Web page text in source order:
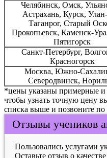
Челябинск, Омск,
Астрахань, Курск,
Таганрог, Старый
Прокопьевск, Каменск-
Пятигорск
Санкт-Петербург,
Красногорск
Москва, Южно-
Северодвинск,
*цены указаны примерные и
чтобы узнать точную цену
списка выше и позвоните
Отзывы учеников
Пользовались услугами
Оставьте отзыв о